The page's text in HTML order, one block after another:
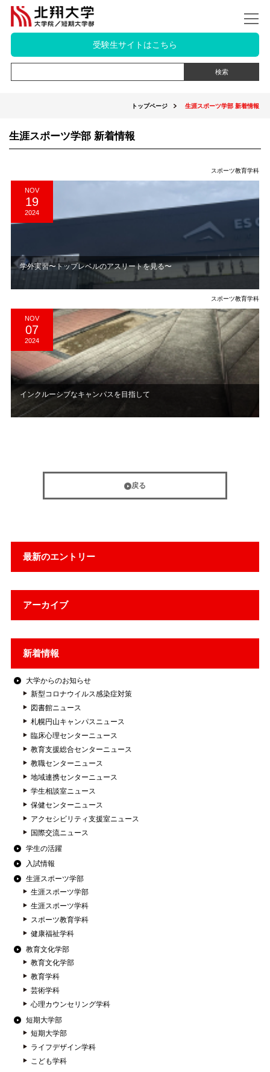
受験生サイトはこちら
トップページ 生涯スポーツ学部 新着情報
最新のエントリー
アーカイブ
新着情報
大学からのお知らせ
新型コロナウイルス感染症対策
図書館ニュース
札幌円山キャンパスニュース
臨床心理センターニュース
教育支援総合センターニュース
教職センターニュース
地域連携センターニュース
学生相談室ニュース
保健センターニュース
アクセシビリティ支援室ニュース
国際交流ニュース
学生の活躍
入試情報
生涯スポーツ学部
生涯スポーツ学部
生涯スポーツ学科
スポーツ教育学科
健康福祉学科
教育文化学部
教育文化学部
教育学科
芸術学科
心理カウンセリング学科
短期大学部
短期大学部
ライフデザイン学科
こども学科
生涯スポーツ学部 新着情報
スポーツ教育学科
NOV
19
2024
学外実習〜トップレベルのアスリートを見る〜
スポーツ教育学科
NOV
07
2024
インクルーシブなキャンパスを目指して
戻る